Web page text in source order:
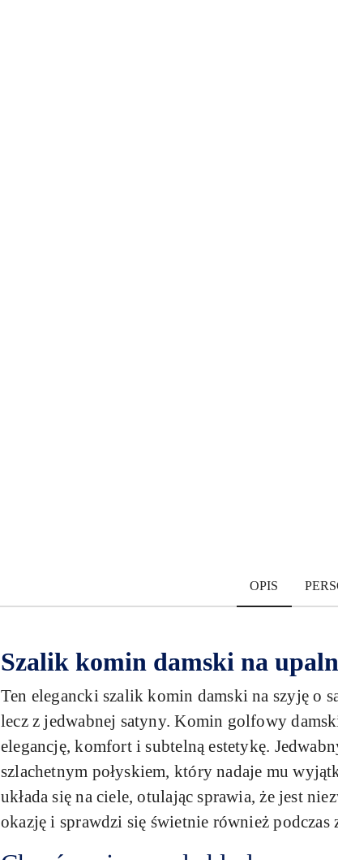
OPIS
Szalik komin damski na
Ten elegancki szalik komin damski na szyję o
lecz z jedwabnej satyny. Komin golfowy
elegancję, komfort i subtelną estetykę.
szlachetnym połyskiem, który nadaje mu
układa się na ciele, otulając sprawia, że jest
okazję i sprawdzi się świetnie również